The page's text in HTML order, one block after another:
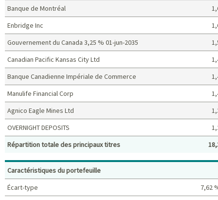
Principaux titres (%)
Banque de Montréal
Enbridge Inc
Gouvernement du Canada 3,25 % 01-jun-2035
Canadian Pacific Kansas City Ltd
Banque Canadienne Impériale de Commerce
Manulife Financial Corp
Agnico Eagle Mines Ltd
OVERNIGHT DEPOSITS
Répartition totale des principaux titres
Caractéristiques du portefeuille
Écart-type
7,62